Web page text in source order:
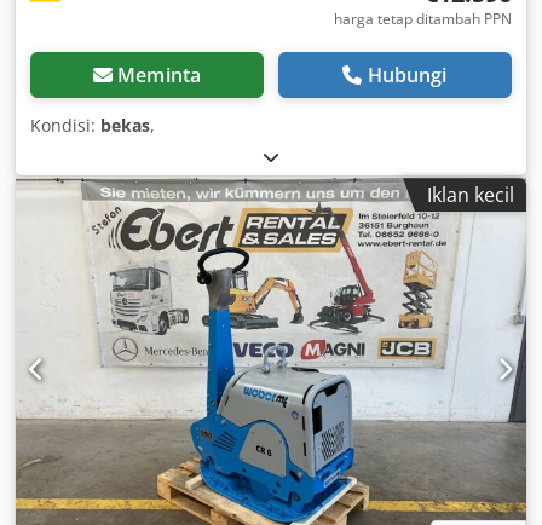
harga tetap ditambah PPN
Meminta Hubungi
Kondisi: bekas,
Iklan kecil